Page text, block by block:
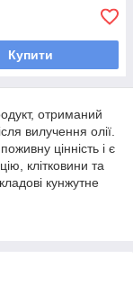
Купити
отриманий
вилучення олії.
цінність і є
клітковини та
кунжутне